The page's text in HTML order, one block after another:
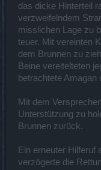
das dicke Hinterteil
verzweifelndem
misslichen Lage zu
teuer. Mit vereinten
dem Brunnen zu
Beine vereitelteten
betrachtete Amagan
Mit dem
Unterstützung zu
Brunnen zurück.
Ein erneuter Hilferuf
verzögerte die